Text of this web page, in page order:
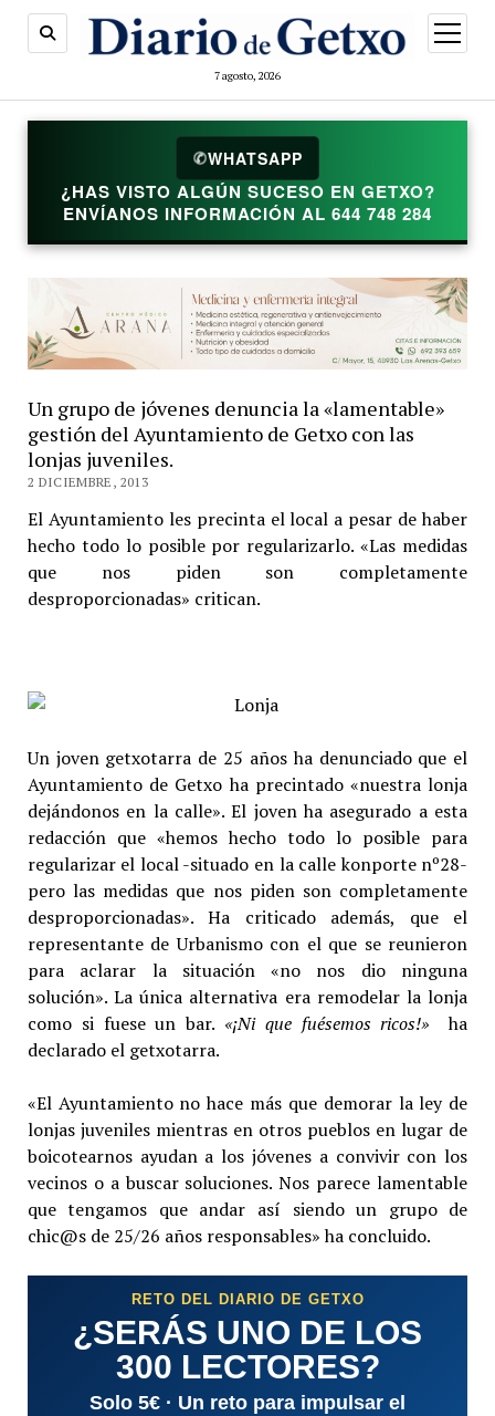
7 agosto, 2026
abrir
menú
✆WHATSAPP
¿HAS VISTO ALGÚN SUCESO EN GETXO?
ENVÍANOS INFORMACIÓN AL 644 748 284
Un grupo de jóvenes denuncia la «lamentable»
gestión del Ayuntamiento de Getxo con las
lonjas juveniles.
2 DICIEMBRE, 2013
El Ayuntamiento les precinta el local a pesar de haber
hecho todo lo posible por regularizarlo. «Las medidas
que nos piden son completamente
desproporcionadas» critican.
Un joven getxotarra de 25 años ha denunciado que el
Ayuntamiento de Getxo ha precintado «nuestra lonja
dejándonos en la calle». El joven ha asegurado a esta
redacción que «hemos hecho todo lo posible para
regularizar el local -situado en la calle konporte nº28-
pero las medidas que nos piden son completamente
desproporcionadas». Ha criticado además, que el
representante de Urbanismo con el que se reunieron
para aclarar la situación «no nos dio ninguna
solución». La única alternativa era remodelar la lonja
como si fuese un bar. «¡Ni que fuésemos ricos!» ha
declarado el getxotarra.
«El Ayuntamiento no hace más que demorar la ley de
lonjas juveniles mientras en otros pueblos en lugar de
boicotearnos ayudan a los jóvenes a convivir con los
vecinos o a buscar soluciones. Nos parece lamentable
que tengamos que andar así siendo un grupo de
chic@s de 25/26 años responsables» ha concluido.
RETO DEL DIARIO DE GETXO
¿SERÁS UNO DE LOS
300 LECTORES?
Solo 5€ · Un reto para impulsar el